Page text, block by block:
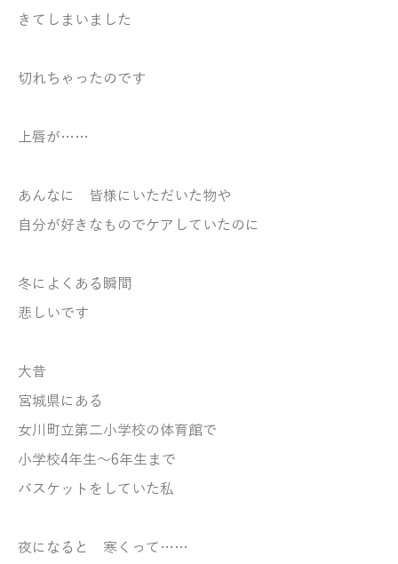
きてしまいました
切れちゃったのです
上唇が……
あんなに 皆様にいただいた物や
自分が好きなものでケアしていたのに
冬によくある瞬間
悲しいです
大昔
宮城県にある
女川町立第二小学校の体育館で
小学校4年生～6年生まで
バスケットをしていた私
夜になると 寒くって……